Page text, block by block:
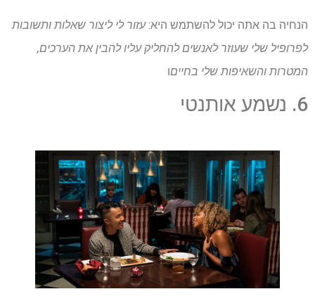
הנחיה בה אתה יכול להשתמש היא:עזור לי ליצור שאלות ותשובות
לפרופיל שלי שעוזר לאנשים להחליק עליו להבין את הערכים,
המטרות והשאיפות שלי בחייםו
6. נשמע אותנטי